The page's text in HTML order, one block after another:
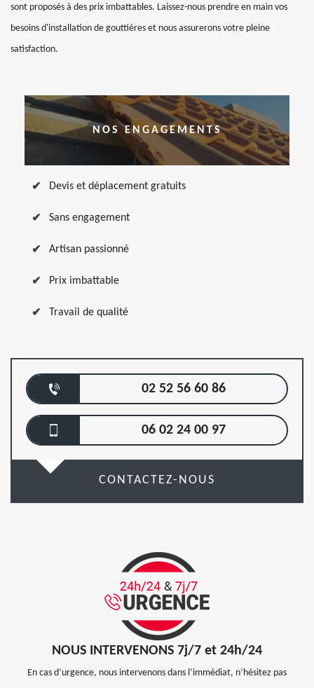
sont proposés à des prix imbattables. Laissez-nous prendre en main vos
besoins d'installation de gouttières et nous assurerons votre pleine
satisfaction.
NOS ENGAGEMENTS
Devis et déplacement gratuits
Sans engagement
Artisan passionné
Prix imbattable
Travail de qualité
02 52 56 60 86
06 02 24 00 97
CONTACTEZ-NOUS
NOUS INTERVENONS 7j/7 et 24h/24
En cas d’urgence, nous intervenons dans l’immédiat, n’hésitez pas